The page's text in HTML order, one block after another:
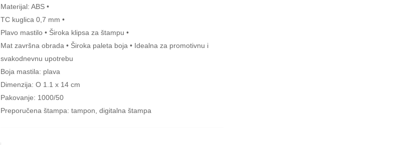
Materijal: ABS •
TC kuglica 0,7 mm •
Plavo mastilo • Široka klipsa za štampu •
Mat završna obrada • Široka paleta boja • Idealna za promotivnu i
svakodnevnu upotrebu
Boja mastila: plava
Dimenzija: O 1.1 x 14 cm
Pakovanje: 1000/50
Preporučena štampa: tampon, digitalna štampa